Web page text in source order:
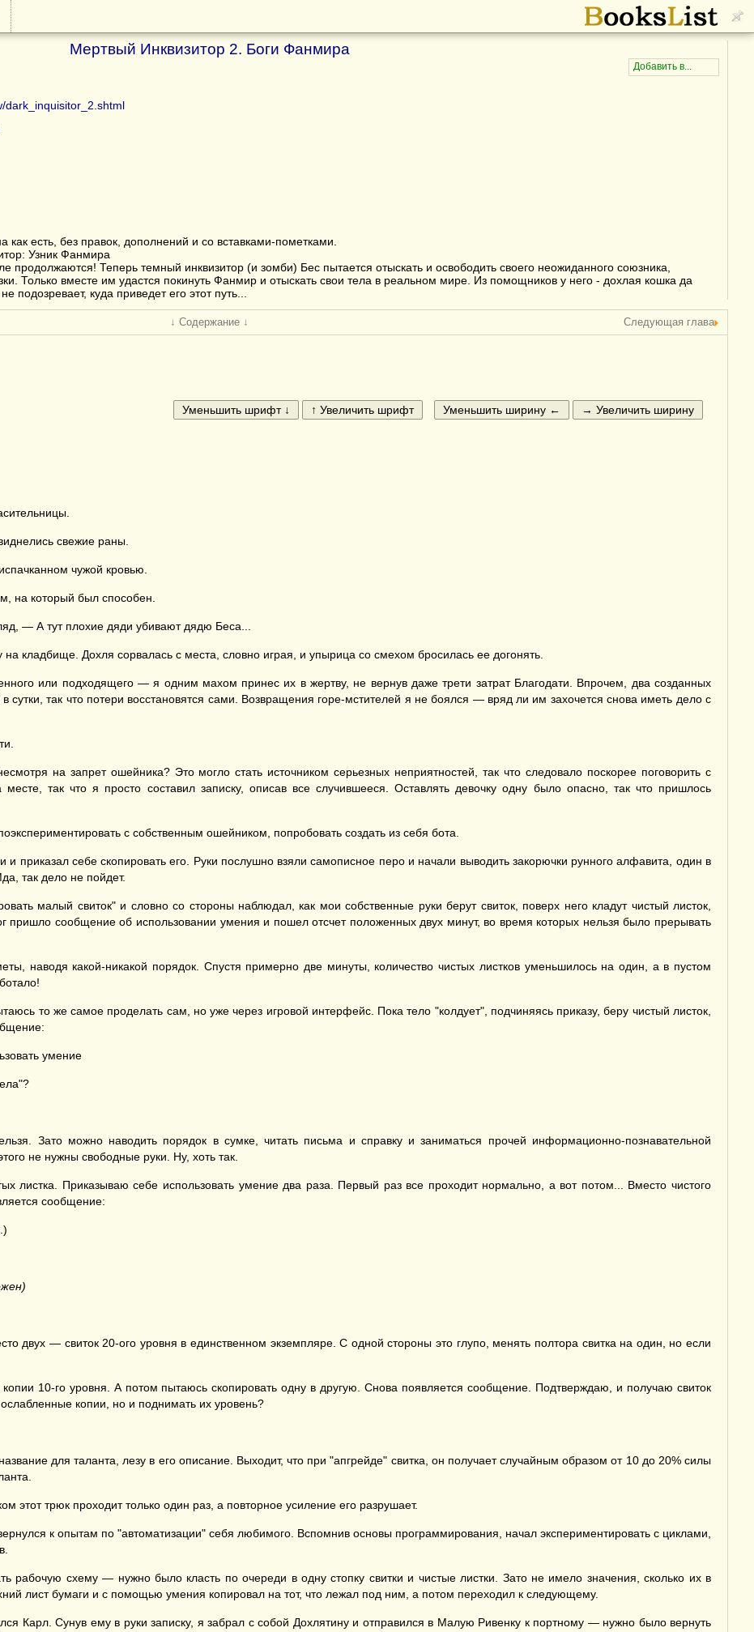
Мертвый Инквизитор 2. Боги Фанмира
dark_inquisitor_2.shtml
есть, без правок, дополнений и со вставками-пометками.
Узник Фанмира
продолжаются! Теперь темный инквизитор (и зомби) Бес пытается отыскать и освободить своего неожиданного союзника,
Только вместе им удастся покинуть Фанмир и отыскать свои тела в реальном мире. Из помощников у него - дохлая кошка да
подозревает, куда приведет его этот путь...
↓ Содержание ↓ Следующая глава
свежие раны.
чужой кровью.
на который был способен.
— А тут плохие дяди убивают дядю Беса...
кладбище. Дохля сорвалась с места, словно играя, и упырица со смехом бросилась ее догонять.
или подходящего — я одним махом принес их в жертву, не вернув даже трети затрат Благодати. Впрочем, два созданных
так что потери восстановятся сами. Возвращения горе-мстителей я не боялся — вряд ли им захочется снова иметь дело с
на запрет ошейника? Это могло стать источником серьезных неприятностей, так что следовало поскорее поговорить с
так что я просто составил записку, описав все случившееся. Оставлять девочку одну было опасно, так что пришлось
с собственным ошейником, попробовать создать из себя бота.
и приказал себе скопировать его. Руки послушно взяли самописное перо и начали выводить закорючки рунного алфавита, один в
так дело не пойдет.
малый свиток" и словно со стороны наблюдал, как мои собственные руки берут свиток, поверх него кладут чистый листок,
пришло сообщение об использовании умения и пошел отсчет положенных двух минут, во время которых нельзя было прерывать
наводя какой-никакой порядок. Спустя примерно две минуты, количество чистых листков уменьшилось на один, а в пустом
то же самое проделать сам, но уже через игровой интерфейс. Пока тело "колдует", подчиняясь приказу, беру чистый листок,
умение
Зато можно наводить порядок в сумке, читать письма и справку и заниматься прочей информационно-познавательной
не нужны свободные руки. Ну, хоть так.
листка. Приказываю себе использовать умение два раза. Первый раз все проходит нормально, а вот потом... Вместо чистого
сообщение:
двух — свиток 20-ого уровня в единственном экземпляре. С одной стороны это глупо, менять полтора свитка на один, но если
10-го уровня. А потом пытаюсь скопировать одну в другую. Снова появляется сообщение. Подтверждаю, и получаю свиток
копии, но и поднимать их уровень?
для таланта, лезу в его описание. Выходит, что при "апгрейде" свитка, он получает случайным образом от 10 до 20% силы
этот трюк проходит только один раз, а повторное усиление его разрушает.
к опытам по "автоматизации" себя любимого. Вспомнив основы программирования, начал экспериментировать с циклами,
рабочую схему — нужно было класть по очереди в одну стопку свитки и чистые листки. Зато не имело значения, сколько их в
лист бумаги и с помощью умения копировал на тот, что лежал под ним, а потом переходил к следующему.
Карл. Сунув ему в руки записку, я забрал с собой Дохлятину и отправился в Малую Ривенку к портному — нужно было вернуть